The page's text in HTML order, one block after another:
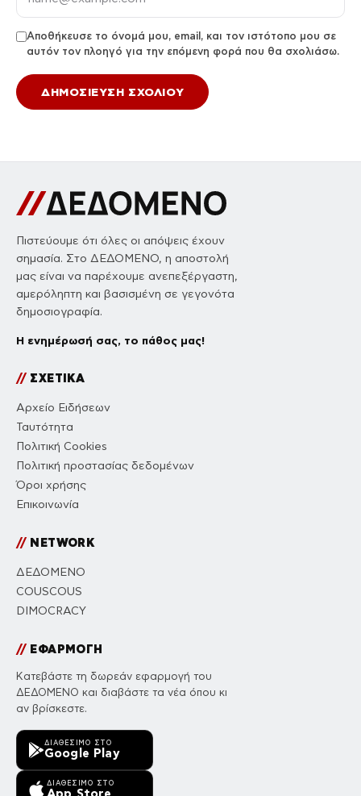
Αποθήκευσε το όνομά μου, email, και τον ιστότοπο μου σε
αυτόν τον πλοηγό για την επόμενη φορά που θα σχολιάσω.
Πιστεύουμε ότι όλες οι απόψεις έχουν
σημασία. Στο ΔΕΔΟΜΕΝΟ, η αποστολή
μας είναι να παρέχουμε ανεπεξέργαστη,
αμερόληπτη και βασισμένη σε γεγονότα
δημοσιογραφία.
Η ενημέρωσή σας, το πάθος μας!
//ΣΧΕΤΙΚΑ
Αρχείο Ειδήσεων
Ταυτότητα
Πολιτική Cookies
Πολιτική προστασίας δεδομένων
Όροι χρήσης
Επικοινωνία
//NETWORK
ΔΕΔΟΜΕΝΟ
COUSCOUS
DIMOCRACY
//ΕΦΑΡΜΟΓΗ
Κατεβάστε τη δωρεάν εφαρμογή του
ΔΕΔΟΜΕΝΟ και διαβάστε τα νέα όπου κι
αν βρίσκεστε.
ΔΙΑΘΈΣΙΜΟ ΣΤΟ
Google Play
ΔΙΑΘΈΣΙΜΟ ΣΤΟ